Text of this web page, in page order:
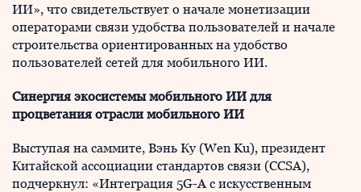
ИИ», что свидетельствует о начале монетизации
операторами связи удобства пользователей и начале
строительства ориентированных на удобство
пользователей сетей для мобильного ИИ.
Синергия экосистемы мобильного ИИ для
процветания отрасли мобильного ИИ
Выступая на саммите, Вэнь Ку (Wen Ku), президент
Китайской ассоциации стандартов связи (CCSA),
подчеркнул: «Интеграция 5G-A с искусственным